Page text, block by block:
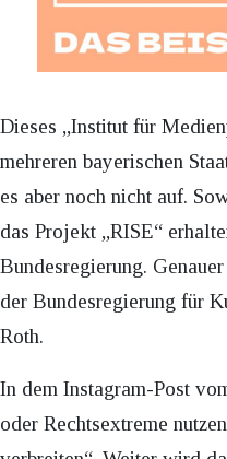
Dieses „Institut für
mehreren bayerischen
es aber noch nicht auf.
das Projekt „RISE“
Bundesregierung.
der Bundesregierung für
Roth.
In dem Instagram-Post
oder Rechtsextreme